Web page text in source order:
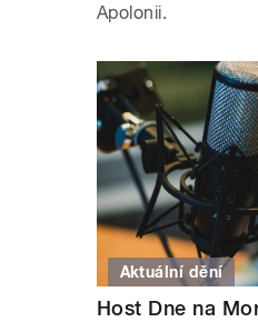
Apolonii.
Aktuální dění
Host Dne na